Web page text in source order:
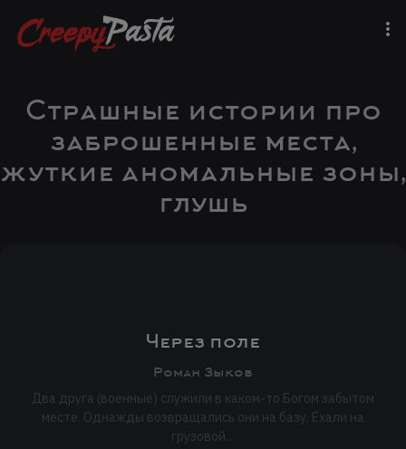
Страшные истории про
заброшенные места,
жуткие аномальные зоны,
глушь
Через поле
Роман Зыков
Два друга (военные) служили в каком-то Богом забытом
месте. Однажды возвращались они на базу. Ехали на
грузовой…